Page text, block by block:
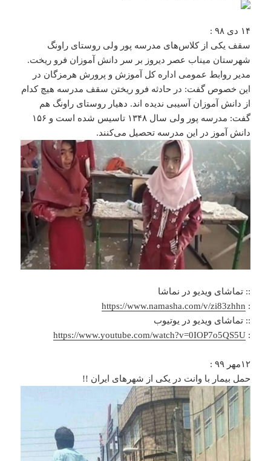
۱۴ دی ۹۸ :
سقف یکی از کلاس‌های مدرسه پور ولی روستای راونگ
شهرستان میناب عصر دیروز بر سر دانش آموزان فرو ریخت.
مدیر روابط عمومی اداره کل آموزش و پرورش هرمزگان در
این خصوص گفت: در حادثه فرو ریختن سقف مدرسه هیچ کدام
از دانش آموزان آسیبی ندیده اند. دهیار روستای راونگ هم
گفت: مدرسه پور ولی سال ۱۳۴۸ تاسیس شده است و ۱۵۶
دانش آموز در این مدرسه تحصیل می‌کنند.
:: تماشای ویدیو در نماشا
:
https://www.namasha.com/v/zi83zhhn
:: تماشای ویدیو در یوتیوب
:
https://www.youtube.com/watch?v=0IOP7o5QS5U
۱۲مهر ۹۹ :
حمل بیمار با وانت در یکی از شهرهای ایران !!